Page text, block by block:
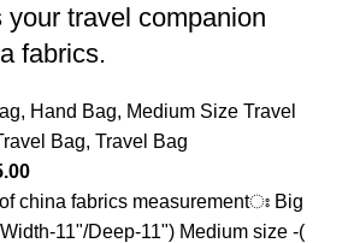
your travel companion
fabrics.
, Hand Bag, Medium Size Travel
Bag, Travel Bag
china fabrics measurementঃ Big
11"/Deep-11") Medium size -(